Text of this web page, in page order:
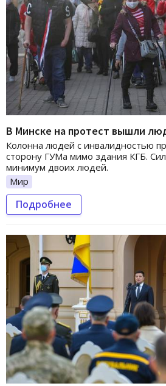
В Минске на протест вышли
Колонна людей с инвалидностью
сторону ГУМа мимо здания КГБ.
минимум двоих людей.
Мир
Подробнее